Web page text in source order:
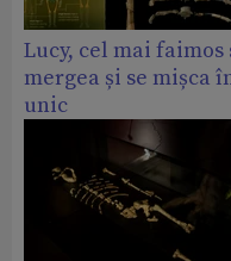
Lucy, cel mai faimos
mergea și se mișca
unic